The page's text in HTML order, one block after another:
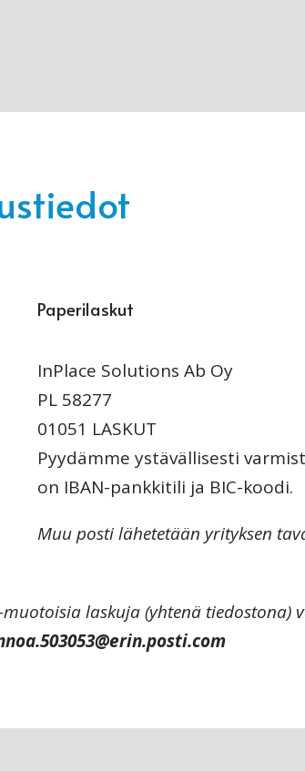
Paperilaskut
InPlace Solutions Ab Oy
PL 58277
01051 LASKUT
Pyydämme ystävällisesti
on IBAN-pankkitili ja BIC-koodi.
Muu posti lähetetään yrityksen
laskuja (yhtenä tiedostona)